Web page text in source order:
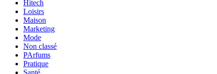
Hitech
Loisirs
Maison
Marketing
Mode
Non classé
PArfums
Pratique
Santé